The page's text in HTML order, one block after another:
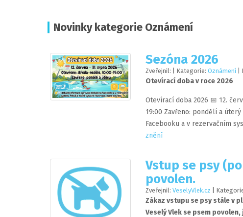
Novinky kategorie Oznámení
Sezóna 2026
Zveřejnil: | Kategorie: Oznámení |
Otevírací doba v roce 2026
Otevírací doba 2026 📅 12.
19:00 Zavřeno: pondělí a
Facebooku a v rezervačním
znění
Vstup se psy
povolen.
Zveřejnil: VeselyVlek.cz |
Zákaz vstupu se psy stále v
Veselý Vlek se psem